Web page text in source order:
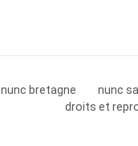
nunc bretagne nunc
droits et